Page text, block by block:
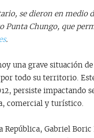
se dieron en medio
Punta Chungo, que
.
una grave situación de
todo su territorio.
persiste impactando
comercial y turístico.
Gabriel Boric